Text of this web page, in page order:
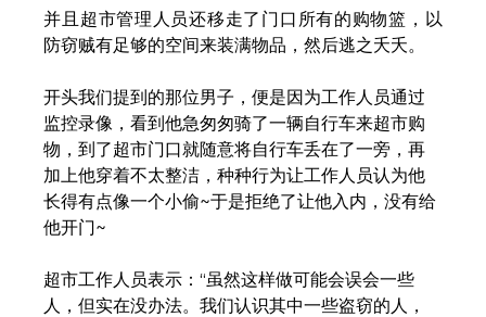
并且超市管理人员还移走了门口所有的购物篮，以
防窃贼有足够的空间来装满物品，然后逃之夭夭。
开头我们提到的那位男子，便是因为工作人员通过
监控录像，看到他急匆匆骑了一辆自行车来超市购
物，到了超市门口就随意将自行车丢在了一旁，再
加上他穿着不太整洁，种种行为让工作人员认为他
长得有点像一个小偷~于是拒绝了让他入内，没有给
他开门~
超市工作人员表示：“虽然这样做可能会误会一些
人，但实在没办法。我们认识其中一些盗窃的人，